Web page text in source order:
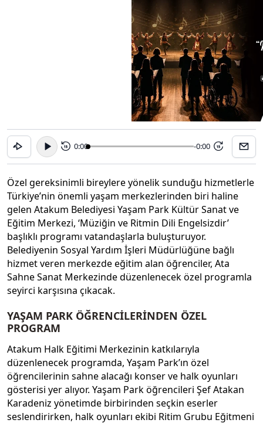
15 0:00 -0:00 15
Özel gereksinimli bireylere yönelik sunduğu hizmetlerle
Türkiye’nin önemli yaşam merkezlerinden biri haline
gelen Atakum Belediyesi Yaşam Park Kültür Sanat ve
Eğitim Merkezi, ‘Müziğin ve Ritmin Dili Engelsizdir’
başlıklı programı vatandaşlarla buluşturuyor.
Belediyenin Sosyal Yardım İşleri Müdürlüğüne bağlı
hizmet veren merkezde eğitim alan öğrenciler, Ata
Sahne Sanat Merkezinde düzenlenecek özel programla
seyirci karşısına çıkacak.
YAŞAM PARK ÖĞRENCİLERİNDEN ÖZEL
PROGRAM
Atakum Halk Eğitimi Merkezinin katkılarıyla
düzenlenecek programda, Yaşam Park’ın özel
öğrencilerinin sahne alacağı konser ve halk oyunları
gösterisi yer alıyor. Yaşam Park öğrencileri Şef Atakan
Karadeniz yönetimde birbirinden seçkin eserler
seslendirirken, halk oyunları ekibi Ritim Grubu Eğitmeni